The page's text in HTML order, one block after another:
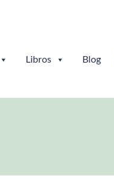
Libros Blog